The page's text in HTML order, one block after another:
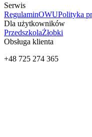
Serwis
RegulaminOWUPolityka
Dla użytkowników
PrzedszkolaŻłobki
Obsługa klienta
+48 725 274 365